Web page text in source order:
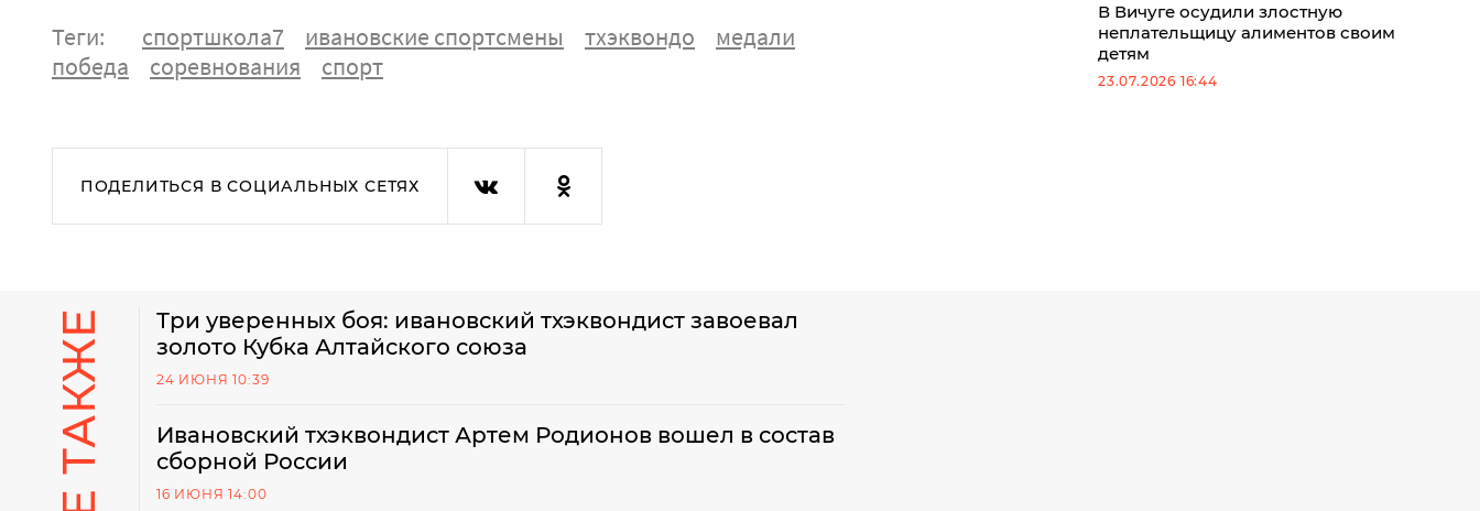
Теги: спортшкола7 ивановские спортсмены тхэквондо
медали
победа
соревнования спорт
ПОДЕЛИТЬСЯ В СОЦИАЛЬНЫХ СЕТЯХ
В Вичуге осудили злостную
неплательщицу алиментов своим
детям
23.07.2026 16:44
Три уверенных боя: ивановский тхэквондист завоевал
золото Кубка Алтайского союза
24 ИЮНЯ 10:39
Ивановский тхэквондист Артем Родионов вошел в состав
сборной России
16 ИЮНЯ 14:00